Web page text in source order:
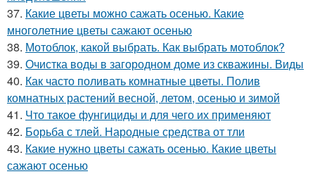
37. Какие цветы можно сажать осенью. Какие
многолетние цветы сажают осенью
38. Мотоблок, какой выбрать. Как выбрать мотоблок?
39. Очистка воды в загородном доме из скважины. Виды
40. Как часто поливать комнатные цветы. Полив
комнатных растений весной, летом, осенью и зимой
41. Что такое фунгициды и для чего их применяют
42. Борьба с тлей. Народные средства от тли
43. Какие нужно цветы сажать осенью. Какие цветы
сажают осенью